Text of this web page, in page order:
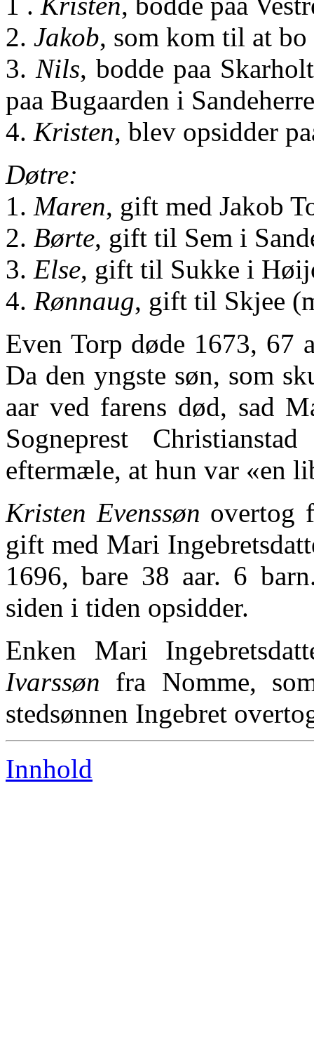
2. Jakob, som kom til at
3. Nils, bodde paa
paa Bugaarden i
4. Kristen, blev opsidder
Døtre:
1. Maren, gift med Jakob
2. Børte, gift til Sem i
3. Else, gift til Sukke i
4. Rønnaug, gift til Skjee
Even Torp døde 1673, 67
Da den yngste søn, som
aar ved farens død, sad
Sogneprest
eftermæle, at hun var «en
Kristen Evenssøn overtog
gift med Mari
1696, bare 38 aar. 6
siden i tiden opsidder.
Enken Mari
Ivarssøn fra Nomme,
stedsønnen Ingebret
Innhold